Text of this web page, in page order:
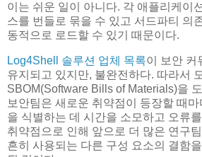
이는 쉬운 일이 아니다. 각 애플리케이
스를 번들로 묶을 수 있고 서드파티 의
동적으로 로드할 수 있기 때문이다.
Log4Shell 솔루션 업체 목록이 보안 커
유지되고 있지만, 불완전하다. 따라서
SBOM(Software Bills of Materials)을
보안팀은 새로운 취약점이 등장할 때
을 식별하는 데 시간을 소모하고 오류
취약점으로 인해 앞으로 더 많은 연구
흔히 사용되는 다른 구성 요소의 결함